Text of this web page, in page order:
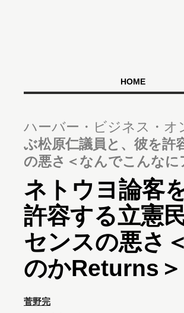
HOME
ハーバー・ビジネス・オ
ぶ松原仁議員と、彼を許
の悪さ＜なんでこんな
ネトウヨ論客
許容する立憲
センスの悪さ
のかReturns＞
菅野完